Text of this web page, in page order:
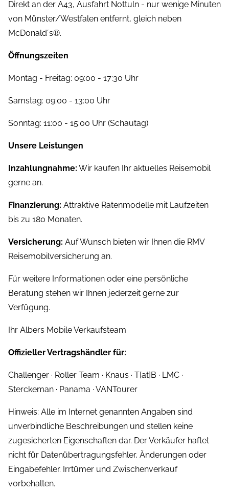
Direkt an der A43, Ausfahrt Nottuln - nur wenige Minuten
von Münster/Westfalen entfernt, gleich neben
McDonald´s®.
Öffnungszeiten
Montag - Freitag: 09:00 - 17:30 Uhr
Samstag: 09:00 - 13:00 Uhr
Sonntag: 11:00 - 15:00 Uhr (Schautag)
Unsere Leistungen
Inzahlungnahme: Wir kaufen Ihr aktuelles Reisemobil
gerne an.
Finanzierung: Attraktive Ratenmodelle mit Laufzeiten
bis zu 180 Monaten.
Versicherung: Auf Wunsch bieten wir Ihnen die RMV
Reisemobilversicherung an.
Für weitere Informationen oder eine persönliche
Beratung stehen wir Ihnen jederzeit gerne zur
Verfügung.
Ihr Albers Mobile Verkaufsteam
Offizieller Vertragshändler für:
Challenger · Roller Team · Knaus · T[at]B · LMC ·
Sterckeman · Panama · VANTourer
Hinweis: Alle im Internet genannten Angaben sind
unverbindliche Beschreibungen und stellen keine
zugesicherten Eigenschaften dar. Der Verkäufer haftet
nicht für Datenübertragungsfehler, Änderungen oder
Eingabefehler. Irrtümer und Zwischenverkauf
vorbehalten.